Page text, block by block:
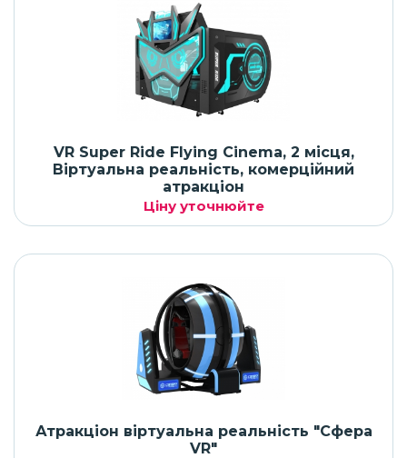
VR Super Ride Flying Cinema, 2 місця,
Віртуальна реальність, комерційний
атракціон
Ціну уточнюйте
Атракціон віртуальна реальність "Сфера
VR"